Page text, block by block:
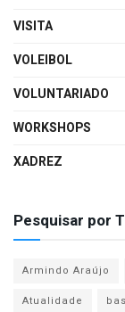
VISITA
VOLEIBOL
VOLUNTARIADO
WORKSHOPS
XADREZ
Pesquisar por
Armindo Araújo
Atualidade